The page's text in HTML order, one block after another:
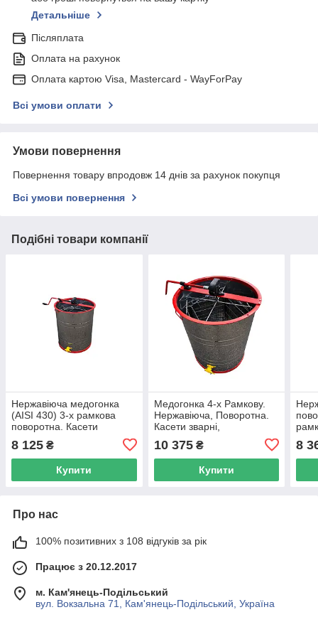
Детальніше
Післяплата
Оплата на рахунок
Оплата картою Visa, Mastercard - WayForPay
Всі умови оплати
Умови повернення
Повернення товару впродовж 14 днів за рахунок покупця
Всі умови повернення
Подібні товари компанії
Нержавіюча медогонка
(AISI 430) 3-х рамкова
поворотна. Касети
порошковою фарбою
8 125 ₴
Купити
Медогонка 4-х Рамкову.
Нержавіюча, Поворотна.
Касети зварні,
пофарбовані порошковою
фарбою
10 375₴
Купити
8
Про нас
100% позитивних з 108 відгуків за рік
Працює з 20.12.2017
м. Кам'янець-Подільський
вул. Вокзальна 71, Кам'янець-Подільський, Україна